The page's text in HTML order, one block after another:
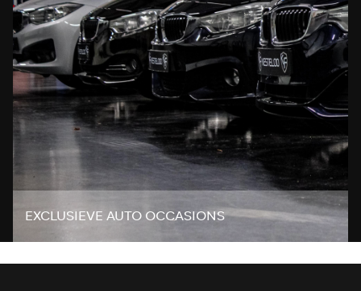
EXCLUSIEVE AUTO OCCASIONS